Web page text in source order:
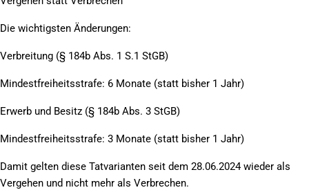
Die wichtigsten Änderungen:
Verbreitung (§ 184b Abs. 1 S.1 StGB)
Mindestfreiheitsstrafe: 6 Monate (statt bisher 1 Jahr)
Erwerb und Besitz (§ 184b Abs. 3 StGB)
Mindestfreiheitsstrafe: 3 Monate (statt bisher 1 Jahr)
Damit gelten diese Tatvarianten seit dem 28.06.2024 wieder als
Vergehen und nicht mehr als Verbrechen.